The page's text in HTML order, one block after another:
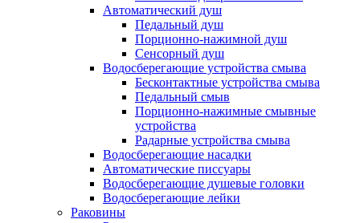
Автоматический душ
Педальный душ
Порционно-нажимной душ
Сенсорный душ
Водосберегающие устройства смыва
Бесконтактные устройства смыва
Педальный смыв
Порционно-нажимные смывные
устройства
Радарные устройства смыва
Водосберегающие насадки
Автоматические писсуары
Водосберегающие душевые головки
Водосберегающие лейки
Раковины